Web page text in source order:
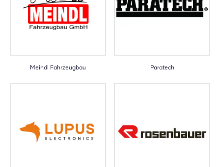
Meindl Fahrzeugbau Paratech